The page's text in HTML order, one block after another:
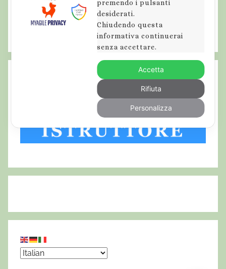
premendo i pulsanti
desiderati.
Chiudendo questa
informativa continuerai
senza accettare.
Accetta
Rifiuta
Personalizza